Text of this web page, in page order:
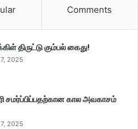
Comments
திருட்டு கும்பல் கைது!
2025
சமர்ப்பிப்பதற்கான கால அவகாசம்
2025